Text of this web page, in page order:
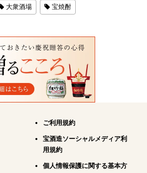
大衆酒場 宝焼酎
ご利用規約
宝酒造ソーシャルメディア利
用規約
個人情報保護に関する基本方